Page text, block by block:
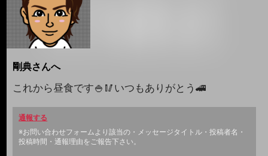
剛典さんへ
これから昼食です🍚🥢いつもありがとう🚄
通報する
※お問い合わせフォームより該当の・メッセージタイトル・投稿者名・
投稿時間・通報理由をご報告下さい。